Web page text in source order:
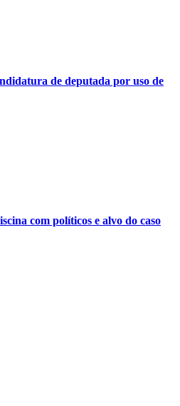
de deputada por uso de
com políticos e alvo do caso